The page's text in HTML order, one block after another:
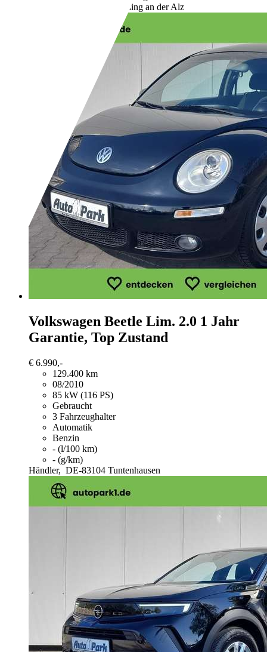
DE-84518 Garching an der Alz
Volkswagen Beetle Lim. 2.0 1 Jahr
Garantie, Top Zustand
€ 6.990,-
129.400 km
08/2010
85 kW (116 PS)
Gebraucht
3 Fahrzeughalter
Automatik
Benzin
- (l/100 km)
- (g/km)
Händler, DE-83104 Tuntenhausen